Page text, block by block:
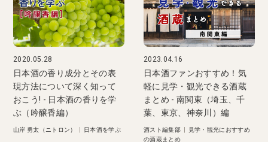
2020.05.28
日本酒の香り成分とその表
現方法について深く知って
おこう! - 日本酒の香りを学
ぶ（吟醸香編）
山岸 勇太（ニトロン） 日本酒を学ぶ
2023.04.16
日本酒ファンおすすめ！気
軽に見学・観光できる酒蔵
まとめ - 南関東（埼玉、千
葉、東京、神奈川）編
酒スト編集部
見学・観光におすすめ
の酒蔵まとめ